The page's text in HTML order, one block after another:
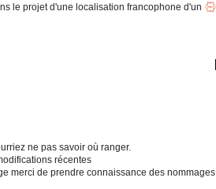
le projet d'une localisation francophone d'un
ne pas savoir où ranger.
récentes
merci de prendre connaissance des nommages